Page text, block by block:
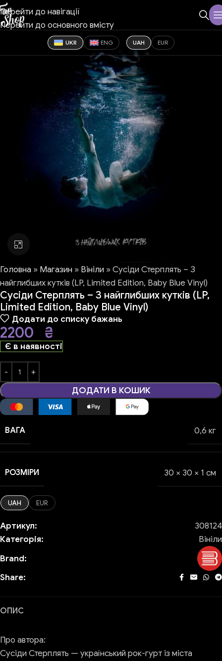
Перейти до навігації
Перейти до основного вмісту
UKR ENG UAH EUR
Натисніть, щоб збільшити
Головна » Магазин » Вініли »Сусіди Стерплять – З
найглибших кутків (LP, Limited Edition, Baby Blue Vinyl)
Сусіди Стерплять – З найглибших кутків (LP,
Limited Edition, Baby Blue Vinyl)
Додати до списку бажань
2200 ₴
Є в наявності
ДОДАТИ В КОШИК
ВАГА 0,6 кг
РОЗМІРИ 30 × 30 × 1 см
UAH EUR
Артикул:
308124
Категорія:
Вініли
Brand:
Share:
ОПИС
Про автора:
Сусіди Стерплять — український рок-гурт із міста